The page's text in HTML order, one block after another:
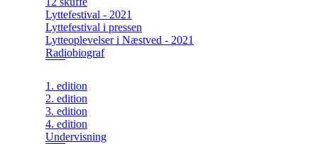
Lyttefestival - 2021
Lyttefestival i pressen
Lytteoplevelser i Næstved - 2021
Radiobiograf
1. edition
2. edition
3. edition
4. edition
Undervisning